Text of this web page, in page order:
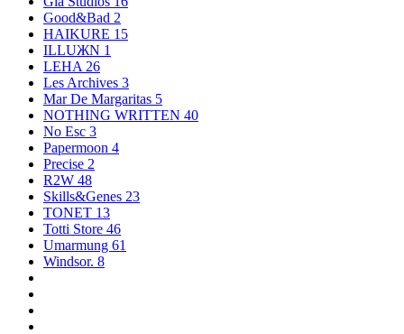
Good&Bad 2
HAIKURE 15
ILLUЖN 1
LEHA 26
Les Archives 3
Mar De Margaritas 5
NOTHING WRITTEN 40
No Esc 3
Papermoon 4
Precise 2
R2W 48
Skills&Genes 23
TONET 13
Totti Store 46
Umarmung 61
Windsor. 8